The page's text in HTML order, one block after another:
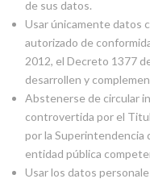
de sus datos.
Usar únicamente datos
autorizado de
2012, el Decreto 1377
desarrollen y
Abstenerse de circular
controvertida por el
por la Superintendencia
entidad pública
Usar los datos